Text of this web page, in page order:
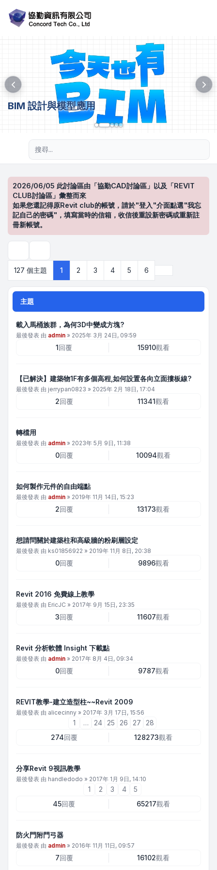
BIM 設計與模型應用
2026/06/05 此討論區由「協勤CAD討論區」以及「REVIT
CLUB討論區」彙整而來
如果您還記得原Revit club的帳號，請於"登入"介面點選"我忘
記自己的密碼"，填寫當時的信箱，收信後重設新密碼或重新註
冊新帳號。
127 個主題
1 2 3 4 5 6
主題
載入馬桶族群，為何3D中變成方塊?
最後發表 由 admin » 2025年 3月 24日, 09:59
1回覆 15910觀看
【已解決】建築物1F有多個高程,如何設置各向立面摟板線?
最後發表 由 jerrypan0823 » 2025年 2月 18日, 17:04
2回覆 11341觀看
轉檔用
最後發表 由 admin » 2023年 5月 9日, 11:38
0回覆 10094觀看
如何製作元件的自由端點
最後發表 由 admin » 2019年 11月 14日, 15:23
2回覆 13173觀看
想請問關於建築柱和高級牆的粉刷層設定
最後發表 由 ks01856922 » 2019年 11月 8日, 20:38
0回覆 9896觀看
Revit 2016 免費線上教學
最後發表 由 EricJC » 2017年 9月 15日, 23:35
3回覆 11607觀看
Revit 分析軟體 Insight 下載點
最後發表 由 admin » 2017年 8月 4日, 09:34
0回覆 9787觀看
REVIT教學-建立造型柱~~Revit 2009
最後發表 由 alicecinny » 2017年 3月 17日, 15:56
1 … 24 25 26 27
28
274回覆 128273觀看
分享Revit 9視訊教學
最後發表 由 handledodo » 2017年 1月 9日, 14:10
1 2 3 4
5
45回覆 65217觀看
防火門附門弓器
最後發表 由 admin » 2016年 11月 11日, 09:57
7回覆 16102觀看